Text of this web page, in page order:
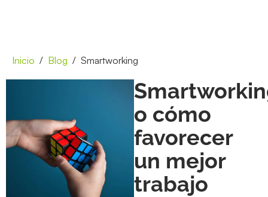
Inicio Blog Smartworking
o cómo
favorecer
un mejor
trabajo